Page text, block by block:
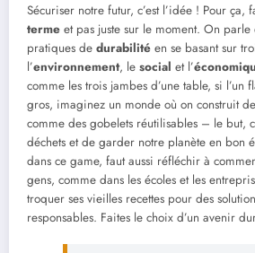
Sécuriser notre futur, c’est l’idée ! Pour ça,
terme et pas juste sur le moment. On
pratiques de durabilité en se basant sur
l’environnement, le social et l’
comme les trois jambes d’une table, si l’un
gros, imaginez un monde où on construit
comme des gobelets réutilisables – le but,
déchets et de garder notre planète en bon
dans ce game, faut aussi réfléchir à
gens, comme dans les écoles et les
troquer ses vieilles recettes pour des
responsables. Faites le choix d’un avenir